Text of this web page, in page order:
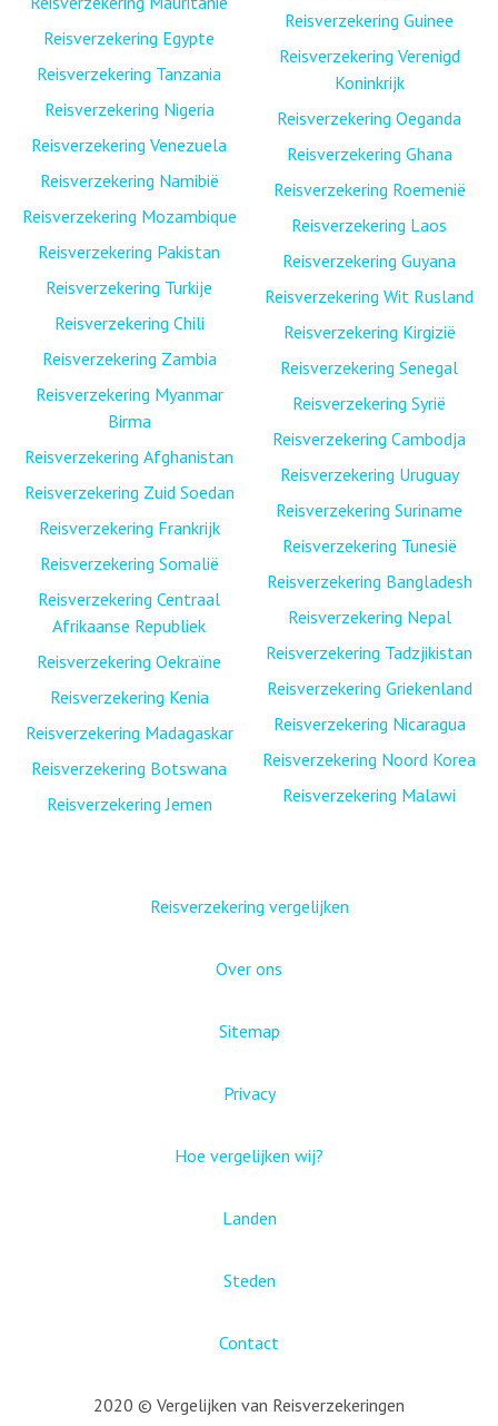
Reisverzekering Egypte
Reisverzekering Tanzania
Reisverzekering Nigeria
Reisverzekering Venezuela
Reisverzekering Namibië
Reisverzekering Mozambique
Reisverzekering Pakistan
Reisverzekering Turkije
Reisverzekering Chili
Reisverzekering Zambia
Reisverzekering Myanmar
Birma
Reisverzekering Afghanistan
Reisverzekering Zuid Soedan
Reisverzekering Frankrijk
Reisverzekering Somalië
Reisverzekering Centraal
Afrikaanse Republiek
Reisverzekering Oekraïne
Reisverzekering Kenia
Reisverzekering Madagaskar
Reisverzekering Botswana
Reisverzekering Jemen
Reisverzekering Guinee
Reisverzekering Verenigd
Koninkrijk
Reisverzekering Oeganda
Reisverzekering Ghana
Reisverzekering Roemenië
Reisverzekering Laos
Reisverzekering Guyana
Reisverzekering Wit Rusland
Reisverzekering Kirgizië
Reisverzekering Senegal
Reisverzekering Syrië
Reisverzekering Cambodja
Reisverzekering Uruguay
Reisverzekering Suriname
Reisverzekering Tunesië
Reisverzekering Bangladesh
Reisverzekering Nepal
Reisverzekering Tadzjikistan
Reisverzekering Griekenland
Reisverzekering Nicaragua
Reisverzekering Noord Korea
Reisverzekering Malawi
Reisverzekering vergelijken
Over ons
Sitemap
Privacy
Hoe vergelijken wij?
Landen
Steden
Contact
2020 © Vergelijken van Reisverzekeringen